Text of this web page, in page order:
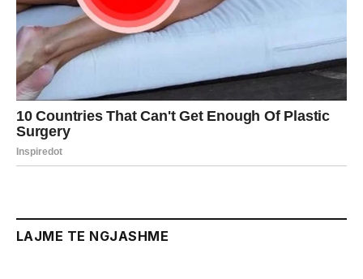
LAJME TE NGJASHME